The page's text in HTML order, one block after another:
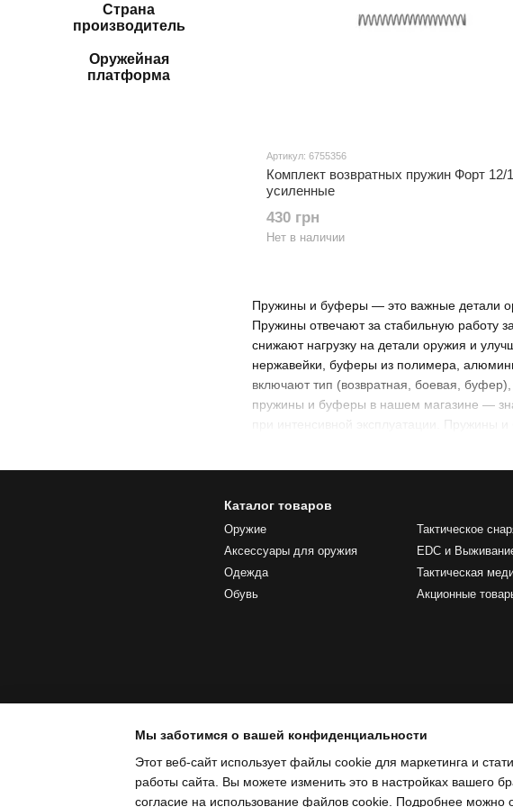
Пружины и буферы — это важные детали
Пружины отвечают за стабильную работу
снижают нагрузку на детали оружия и
нержавейки, буферы из полимера,
включают тип (возвратная, боевая,
пружины и буферы в нашем магазине —
при интенсивной эксплуатации. Пружины
Артикул: 6755356
Комплект возвратных пружин Форт 12/
усиленные
430 грн
Нет в наличии
Страна
производитель
Оружейная
платформа
Каталог товаров
Оружие
Аксессуары для оружия
Одежда
Обувь
Тактическое
EDC и
Тактическая
Акционные
Мы заботимся о вашей конфиденциальности
Этот веб-сайт использует файлы cookie для маркетинга и
работы сайта. Вы можете изменить это в настройках вашего
согласие на использование файлов cookie. Подробнее можно